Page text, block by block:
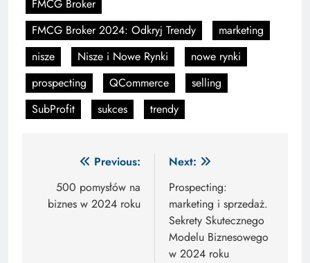
FMCG Broker
FMCG Broker 2024: Odkryj Trendy
marketing
nisze
Nisze i Nowe Rynki
nowe rynki
prospecting
QCommerce
selling
SubProfit
sukces trendy
Nawigacja
wpisu
Previous:
500 pomysłów na
biznes w 2024 roku
Next:
Prospecting:
marketing i sprzedaż.
Sekrety Skutecznego
Modelu Biznesowego
w 2024 roku